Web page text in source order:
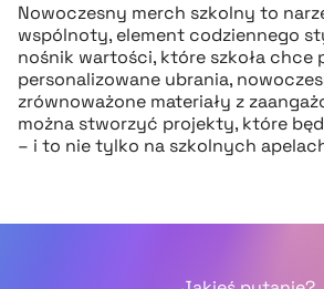
Nowoczesny merch szkolny to
wspólnoty, element codziennego
nośnik wartości, które szkoła chce
personalizowane ubrania,
zrównoważone materiały z
można stworzyć projekty, które
– i to nie tylko na szkolnych